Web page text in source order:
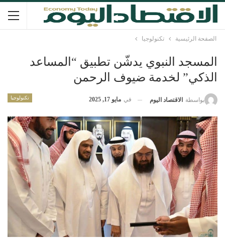
الصفحة الرئيسية تكنولوجيا
المسجد النبوي يدشّن تطبيق “المساعد
الذكي” لخدمة ضيوف الرحمن
تكنولوجيا بواسطة الاقتصاد اليوم في مايو 17, 2025